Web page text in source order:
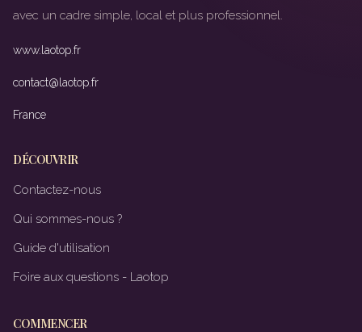
avec un cadre simple, local et plus professionnel.
www.laotop.fr
contact@laotop.fr
France
DÉCOUVRIR
Contactez-nous
Qui sommes-nous ?
Guide d'utilisation
Foire aux questions - Laotop
COMMENCER